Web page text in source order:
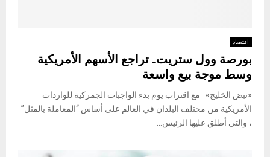
اقتصاد
بورصة وول ستريت.. تراجع الأسهم الأمريكية
وسط موجة بيع واسعة
«نبض الخليج» مع اقتراب يوم بدء الواجبات الجمركية للواردات
الأمريكية من مختلف البلدان في العالم على أساس “المعاملة بالمثل”
، والتي أطلق عليها الرئيس...